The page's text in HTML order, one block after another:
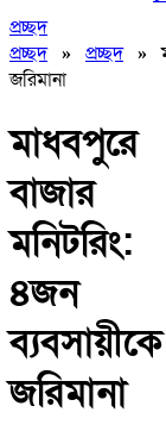
প্রচ্ছদ
প্রচ্ছদ» প্রচ্ছদ»
জরিমানা
মাধবপুরে
বাজার
মনিটরিং:
৪জন
ব্যবসায়ীকে
জরিমানা